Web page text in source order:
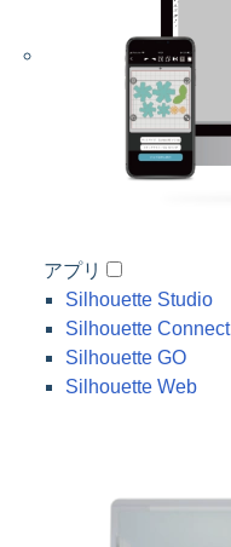
アプリ
Silhouette Studio
Silhouette Connect
Silhouette GO
Silhouette Web